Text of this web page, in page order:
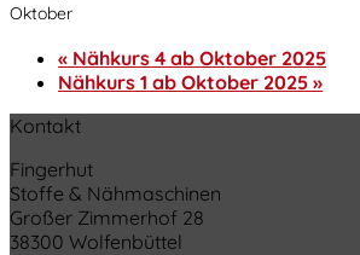
Oktober
« Nähkurs 4 ab Oktober 2025
Nähkurs 1 ab Oktober 2025 »
Kontakt
Fingerhut
Stoffe & Nähmaschinen
Großer Zimmerhof 28
38300 Wolfenbüttel